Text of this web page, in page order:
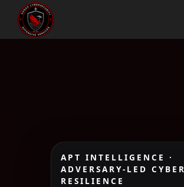
APT INTELLIGENCE ·
ADVERSARY-LED CYBER
RESILIENCE